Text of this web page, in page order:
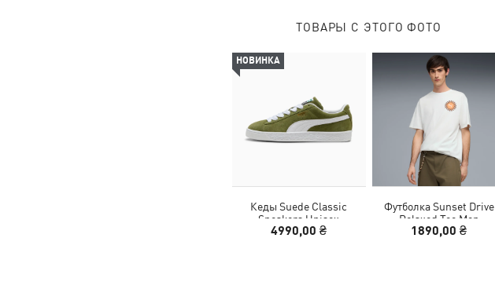
ТОВАРЫ С ЭТОГО ФОТО
НОВИНКА
Кеды Suede Classic
Sneakers Unisex
4990,00 ₴
Футболка Sunset Drive
Relaxed Tee Men
1890,00 ₴